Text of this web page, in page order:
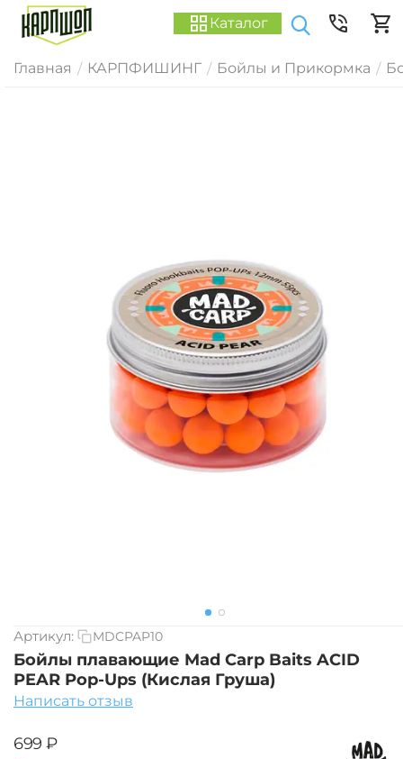
Каталог
Главная / КАРПФИШИНГ / Бойлы и Прикормка /
Артикул: MDCPAP10
Бойлы плавающие Mad Carp Baits ACID
PEAR Pop-Ups (Кислая Груша)
Написать отзыв
‍699‍ ₽